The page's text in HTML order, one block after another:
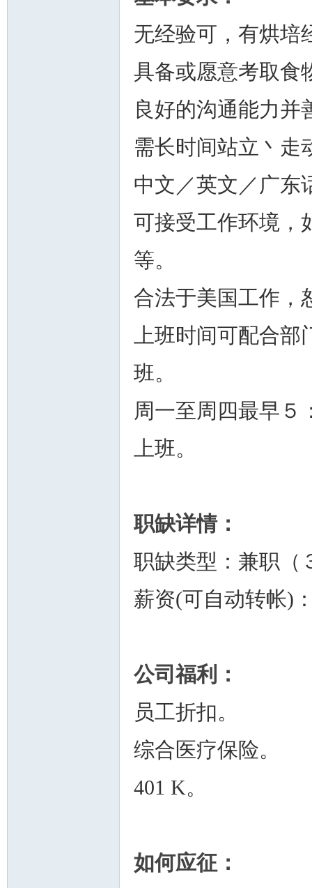
无经验可，有烘培
具备或愿意考取食
良好的沟通能力并
需长时间站立丶走
中文／英文／广东
可接受工作环境，
等。
合法于美国工作，
上班时间可配合部
班。
周一至周四最早５
上班。
职缺详情：
职缺类型：兼职（
薪资(可自动转帐)
公司福利：
员工折扣。
综合医疗保险。
401 K。
如何应征：